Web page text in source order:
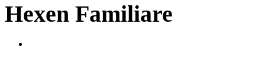
Hexen Familiare